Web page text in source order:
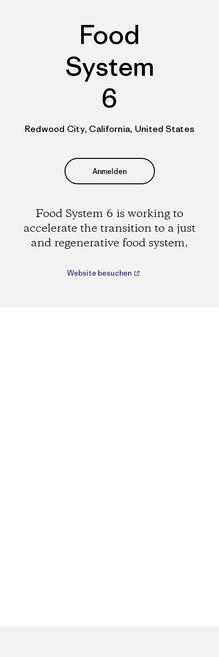
Food
System
6
Redwood City, California, United States
Anmelden
Food System 6 is working to
accelerate the transition to a just
and regenerative food system.
Website besuchen